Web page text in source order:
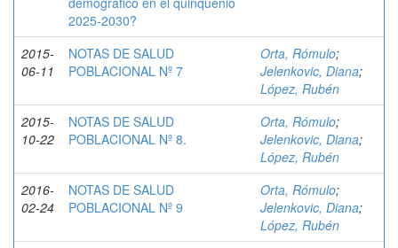
2025-2030?
2015-
06-11
NOTAS DE SALUD
POBLACIONAL Nº 7
Orta, Rómulo;
Jelenkovic, Diana;
López, Rubén
2015-
10-22
NOTAS DE SALUD
POBLACIONAL Nº 8.
Orta, Rómulo;
Jelenkovic, Diana;
López, Rubén
2016-
02-24
NOTAS DE SALUD
POBLACIONAL Nº 9
Orta, Rómulo;
Jelenkovic, Diana;
López, Rubén